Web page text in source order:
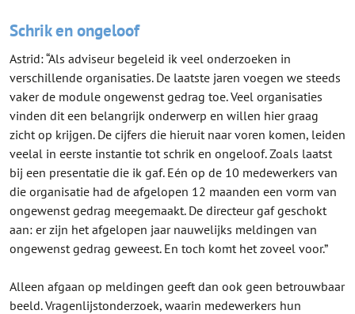
Schrik en ongeloof
Astrid: “Als adviseur begeleid ik veel onderzoeken in
verschillende organisaties. De laatste jaren voegen we steeds
vaker de module ongewenst gedrag toe. Veel organisaties
vinden dit een belangrijk onderwerp en willen hier graag
zicht op krijgen. De cijfers die hieruit naar voren komen, leiden
veelal in eerste instantie tot schrik en ongeloof. Zoals laatst
bij een presentatie die ik gaf. Eén op de 10 medewerkers van
die organisatie had de afgelopen 12 maanden een vorm van
ongewenst gedrag meegemaakt. De directeur gaf geschokt
aan: er zijn het afgelopen jaar nauwelijks meldingen van
ongewenst gedrag geweest. En toch komt het zoveel voor.”
Alleen afgaan op meldingen geeft dan ook geen betrouwbaar
beeld. Vragenlijstonderzoek, waarin medewerkers hun